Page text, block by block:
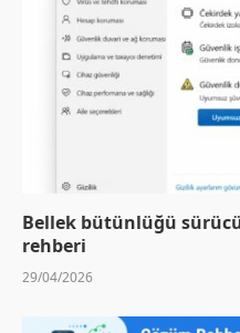
Bellek bütünlüğü
rehberi
29/04/2026